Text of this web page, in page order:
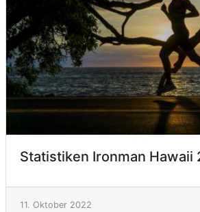
Statistiken Ironman Hawaii
11. Oktober 2022